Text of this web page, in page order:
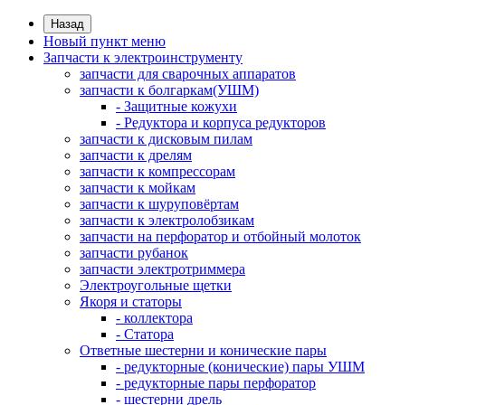
Назад
Новый пункт меню
Запчасти к электроинструменту
запчасти для сварочных аппаратов
запчасти к болгаркам(УШМ)
- Защитные кожухи
- Редуктора и корпуса редукторов
запчасти к дисковым пилам
запчасти к дрелям
запчасти к компрессорам
запчасти к мойкам
запчасти к шуруповёртам
запчасти к электролобзикам
запчасти на перфоратор и отбойный молоток
запчасти рубанок
запчасти электротриммера
Электроугольные щетки
Якоря и статоры
- коллектора
- Статора
Ответные шестерни и конические пары
- редукторные (конические) пары УШМ
- редукторные пары перфоратор
- шестерни дрель